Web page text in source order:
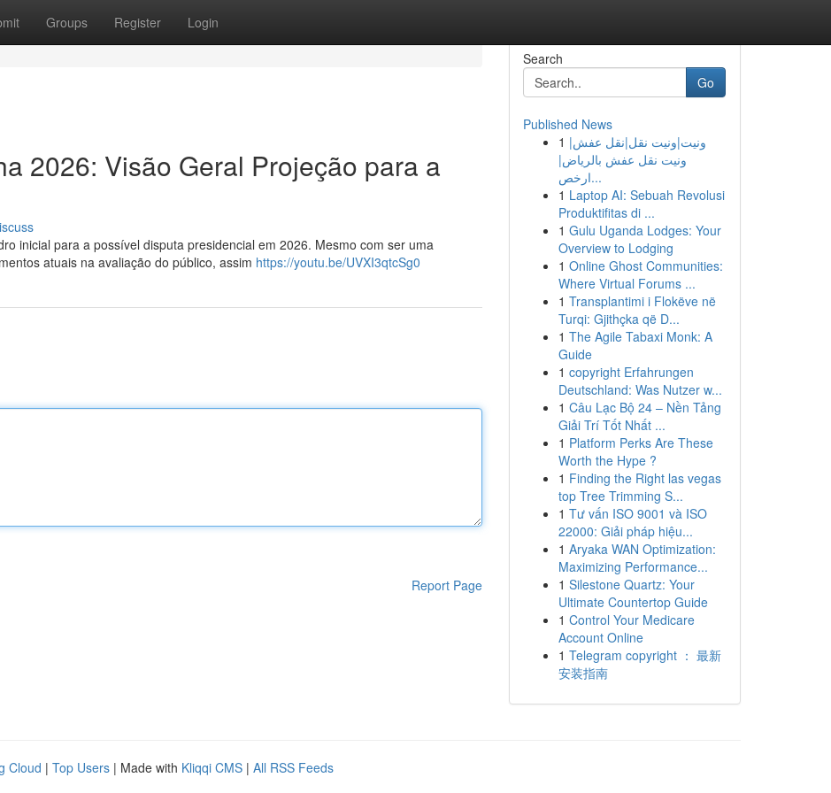
Groups Register Login
2026: Visão Geral Projeção para a
inicial para a possível disputa presidencial em 2026. Mesmo com ser uma
atuais na avaliação do público, assim https://youtu.be/UVXI3qtcSg0
Report Page
Search
Go
Published News
1 ونيت|ونيت نقل|نقل عفش|
ونيت نقل عفش بالرياض|
ارخص...
1 Laptop AI: Sebuah Revolusi
Produktifitas di ...
1 Gulu Uganda Lodges: Your
Overview to Lodging
1 Online Ghost Communities:
Where Virtual Forums ...
1 Transplantimi i Flokëve në
Turqi: Gjithçka që D...
1 The Agile Tabaxi Monk: A
Guide
1 copyright Erfahrungen
Deutschland: Was Nutzer w...
1 Câu Lạc Bộ 24 – Nền Tảng
Giải Trí Tốt Nhất ...
1 Platform Perks Are These
Worth the Hype ?
1 Finding the Right las vegas
top Tree Trimming S...
1 Tư vấn ISO 9001 và ISO
22000: Giải pháp hiệu...
1 Aryaka WAN Optimization:
Maximizing Performance...
1 Silestone Quartz: Your
Ultimate Countertop Guide
1 Control Your Medicare
Account Online
1 Telegram copyright ： 最新
安装指南
Cloud | Top Users | Made with Kliqqi CMS | All RSS Feeds